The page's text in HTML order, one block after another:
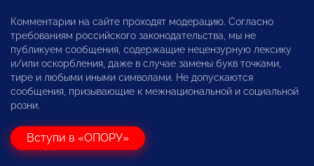
Комментарии на сайте проходят модерацию. Согласно
требованиям российского законодательства, мы не
публикуем сообщения, содержащие нецензурную лексику
и/или оскорбления, даже в случае замены букв точками,
тире и любыми иными символами. Не допускаются
сообщения, призывающие к межнациональной и социальной
розни.
Вступи в «ОПОРУ»